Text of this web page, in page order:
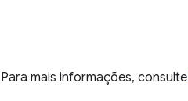
Para mais informações, consulte